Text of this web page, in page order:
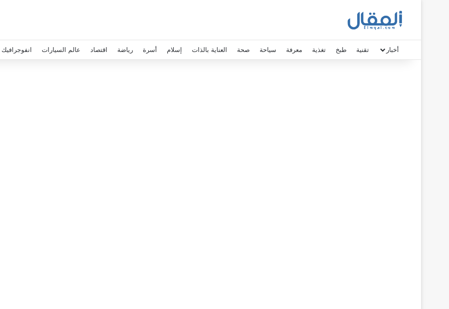
أخبار تقنية طبخ تغذية معرفة سياحة صحة العناية بالذات إسلام أسرة رياضة اقتصاد عالم السيارات انفوجرافيك